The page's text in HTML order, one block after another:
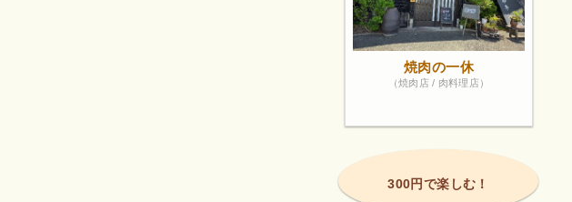
焼肉の一休
（焼肉店 / 肉料理店）
300円で楽しむ！